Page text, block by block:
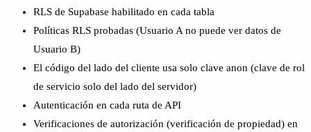
RLS de Supabase habilitado en cada tabla
Políticas RLS probadas (Usuario A no puede ver datos de
Usuario B)
El código del lado del cliente usa solo clave anon (clave de rol
de servicio solo del lado del servidor)
Autenticación en cada ruta de API
Verificaciones de autorización (verificación de propiedad) en